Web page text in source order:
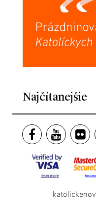
Najčítanejšie